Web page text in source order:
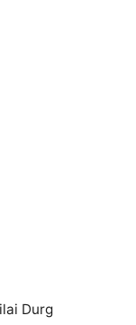
Durg